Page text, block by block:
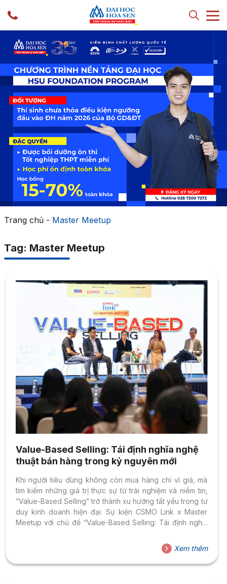
Trang chủ- Master Meetup
Tag: Master Meetup
Value-Based Selling: Tái định nghĩa nghệ
thuật bán hàng trong kỷ nguyên mới
Khi người tiêu dùng không còn mua hàng chỉ vì giá, mà
tìm kiếm những giá trị thực sự từ trải nghiệm và niềm tin,
“Value-Based Selling” trở thành xu hướng tất yếu trong tư
duy kinh doanh hiện đại. Sự kiện CSMO Link x Master
Meetup với chủ đề “Value-Based Selling: Tái định nghĩa
Trường Đại học Hoa Sen và CLB Giám đốc Sales &
Marketing Việt Nam (CSMO) phối hợp tổ chức đã thu hút
sự quan tâm của đông đảo nhà lãnh đạo, chuyên...
Xem thêm